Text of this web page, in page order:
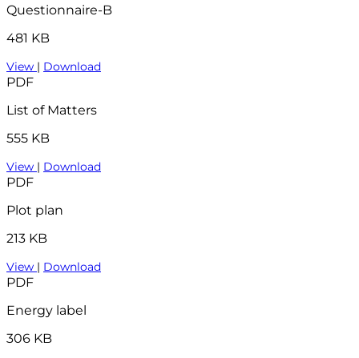
Questionnaire-B
481 KB
View | Download
PDF
List of Matters
555 KB
View | Download
PDF
Plot plan
213 KB
View | Download
PDF
Energy label
306 KB